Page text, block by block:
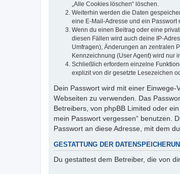
„Alle Cookies löschen“ löschen.
Weiterhin werden die Daten
eine E-Mail-Adresse und ein
Wenn du einen Beitrag oder eine
diesen Fällen wird auch deine IP-
Umfragen), Änderungen an zentralen
Kennzeichnung (User Agent) wird nur
Schließlich erfordern einzelne
explizit von dir gesetzte Lesezeichen
Dein Passwort wird mit einer
Webseiten zu verwenden. Das
Betreibers, von phpBB Limited oder
mein Passwort vergessen“ benutzen.
Passwort an diese Adresse, mit dem
GESTATTUNG DER
Du gestattest dem Betreiber, die von